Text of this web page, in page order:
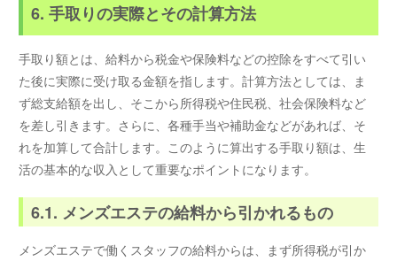
6. 手取りの実際とその計算方法
手取り額とは、給料から税金や保険料などの控除をすべて引い
た後に実際に受け取る金額を指します。計算方法としては、ま
ず総支給額を出し、そこから所得税や住民税、社会保険料など
を差し引きます。さらに、各種手当や補助金などがあれば、そ
れを加算して合計します。このように算出する手取り額は、生
活の基本的な収入として重要なポイントになります。
6.1. メンズエステの給料から引かれるもの
メンズエステで働くスタッフの給料からは、まず所得税が引か